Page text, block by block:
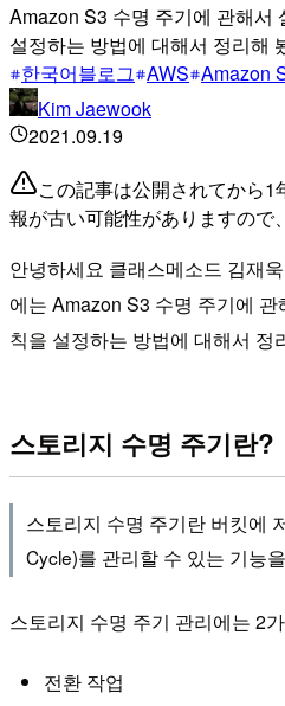
Amazon S3 수명 주기에 관해서
설정하는 방법에 대해서 정리해
한국어블로그 AWS Amazon
Kim Jaewook
2021.09.19
この記事は公開されてから
報が古い可能性がありますので
안녕하세요 클래스메소드 김재
에는 Amazon S3 수명 주기에
칙을 설정하는 방법에 대해서 정
스토리지 수명 주기란?
스토리지 수명 주기란 버킷에
Cycle)를 관리할 수 있는 기능
스토리지 수명 주기 관리에는 2
전환 작업